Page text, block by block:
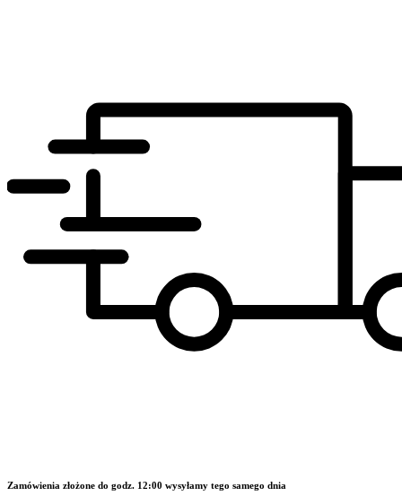
Zamówienia złożone do godz. 12:00 wysyłamy tego samego dnia